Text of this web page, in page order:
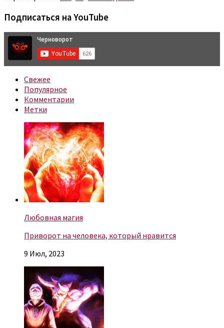
Подписаться на YouTube
Свежее
Популярное
Комментарии
Метки
Любовная магия
Приворот на человека, который нравится
9 Июл, 2023